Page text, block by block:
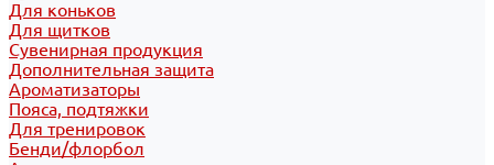
Для коньков
Для щитков
Сувенирная продукция
Дополнительная защита
Ароматизаторы
Пояса, подтяжки
Для тренировок
Бенди/флорбол